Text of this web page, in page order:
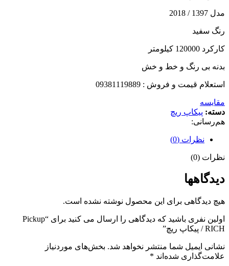
مدل 1397 / 2018
رنگ سفید
کارکرد 120000 کیلومتر
بدنه بی رنگ و خط و خش
استعلام قیمت و فروش : 09381119889
مقایسه
دسته: پیکاپ ریچ
هم‌رسانی:
نظرات (0)
نظرات (0)
دیدگاهها
هیچ دیدگاهی برای این محصول نوشته نشده است.
اولین نفری باشید که دیدگاهی را ارسال می کنید برای “Pickup
RICH / پیکاپ ریچ”
نشانی ایمیل شما منتشر نخواهد شد. بخش‌های موردنیاز
علامت‌گذاری شده‌اند *